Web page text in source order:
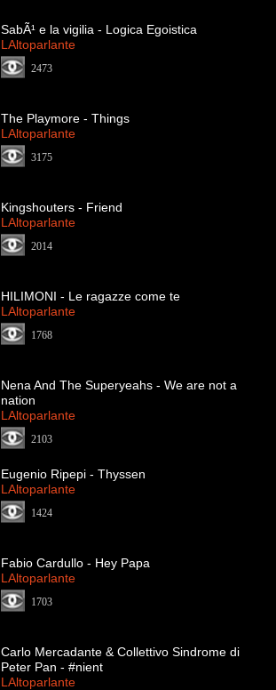
SabÃ¹ e la vigilia - Logica Egoistica
LAltoparlante
2473
The Playmore - Things
LAltoparlante
3175
Kingshouters - Friend
LAltoparlante
2014
HILIMONI - Le ragazze come te
LAltoparlante
1768
Nena And The Superyeahs - We are not a
nation
LAltoparlante
2103
Eugenio Ripepi - Thyssen
LAltoparlante
1424
Fabio Cardullo - Hey Papa
LAltoparlante
1703
Carlo Mercadante & Collettivo Sindrome di
Peter Pan - #nient
LAltoparlante